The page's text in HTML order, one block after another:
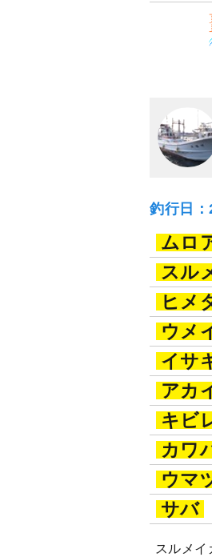
釣行日
ムロ
スル
ヒメ
ウメ
イサ
アカ
キビ
カワ
ウマ
サバ
スルメイ